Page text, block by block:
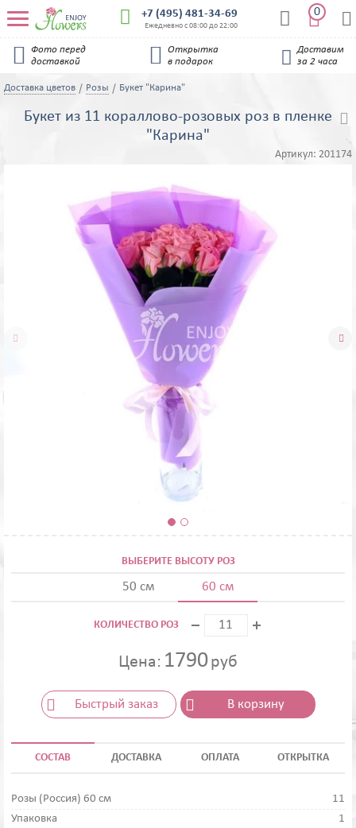
 +7 (495) 481-34-69
Ежедневно с 08:00 до 22:00  
0 

Фото перед
доставкой

Открытка
в подарок

Доставим
за 2 часа
Доставка цветов Розы Букет "Карина"
Букет из 11 кораллово-розовых роз в пленке
"Карина"
Артикул: 201174
 
ВЫБЕРИТЕ ВЫСОТУ РОЗ
50 см 60 см
КОЛИЧЕСТВО РОЗ
Цена: 1790руб
Быстрый заказ В корзину
СОСТАВ ДОСТАВКА ОПЛАТА ОТКРЫТКА
Розы (Россия) 60 см
11
Упаковка
1
